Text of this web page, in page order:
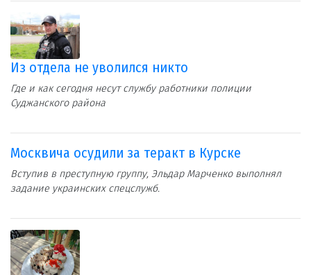
Из отдела не уволился никто
Где и как сегодня несут службу работники полиции
Суджанского района
Москвича осудили за теракт в Курске
Вступив в преступную группу, Эльдар Марченко выполнял
задание украинских спецслужб.